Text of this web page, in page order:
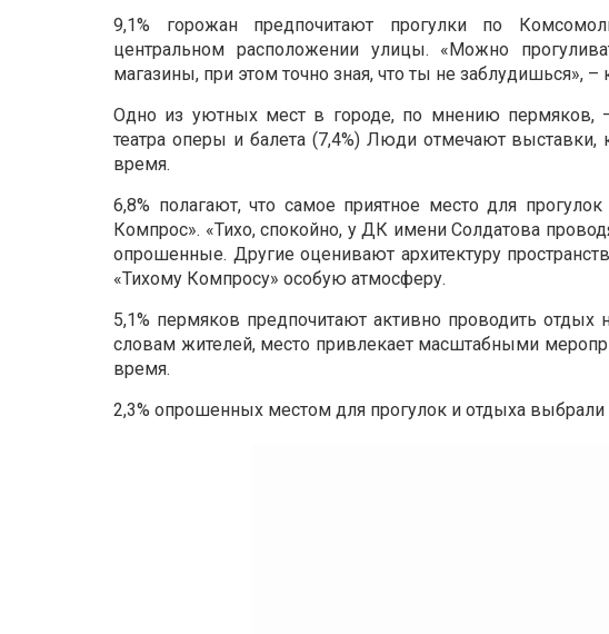
9,1% горожан предпочитают прогулки по
центральном расположении улицы. «Можно
магазины, при этом точно зная, что ты не заблудишься»,
Одно из уютных мест в городе, по мнению пермяков,
театра оперы и балета (7,4%) Люди отмечают выставки,
время.
6,8% полагают, что самое приятное место для
Компрос». «Тихо, спокойно, у ДК имени Солдатова
опрошенные. Другие оценивают архитектуру
«Тихому Компросу» особую атмосферу.
5,1% пермяков предпочитают активно проводить отдых
словам жителей, место привлекает масштабными
время.
2,3% опрошенных местом для прогулок и отдыха